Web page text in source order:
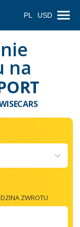
PL USD
na
ZWROTU